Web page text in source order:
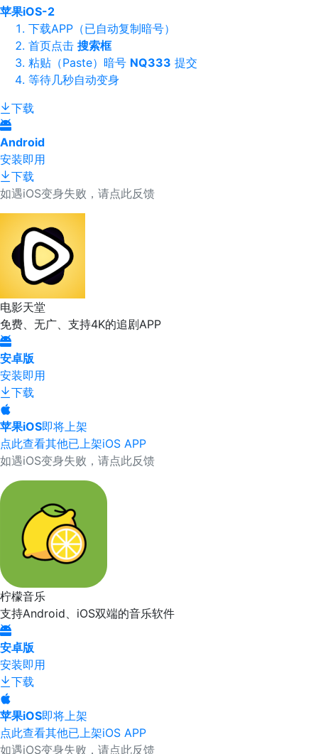
苹果iOS-2
下载APP（已自动复制暗号）
首页点击 搜索框
粘贴（Paste）暗号 NQ333 提交
等待几秒自动变身
下载
Android
安装即用
下载
如遇iOS变身失败，请点此反馈
电影天堂
免费、无广、支持4K的追剧APP
安卓版
安装即用
下载
苹果iOS即将上架
点此查看其他已上架iOS APP
如遇iOS变身失败，请点此反馈
柠檬音乐
支持Android、iOS双端的音乐软件
安卓版
安装即用
下载
苹果iOS即将上架
点此查看其他已上架iOS APP
如遇iOS变身失败，请点此反馈